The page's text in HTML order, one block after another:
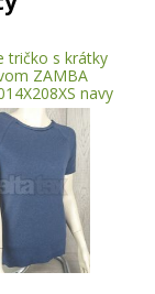
tričko s krátky
ZAMBA
navy